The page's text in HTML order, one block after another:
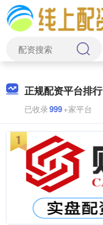
正规配资平台排行
已收录999+家平台